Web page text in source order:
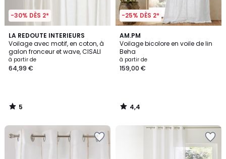
-30% DÈS 2*
LA REDOUTE INTERIEURS
Voilage avec motif, en coton, à
galon fronceur et wave, CISALI
à partir de
64,99 €
5
/
5
5
/
-25% DÈS 2*
AM.PM
Voilage bicolore en voile de lin
Beha
à partir de
159,00 €
4,4
/ 5
4,4
/